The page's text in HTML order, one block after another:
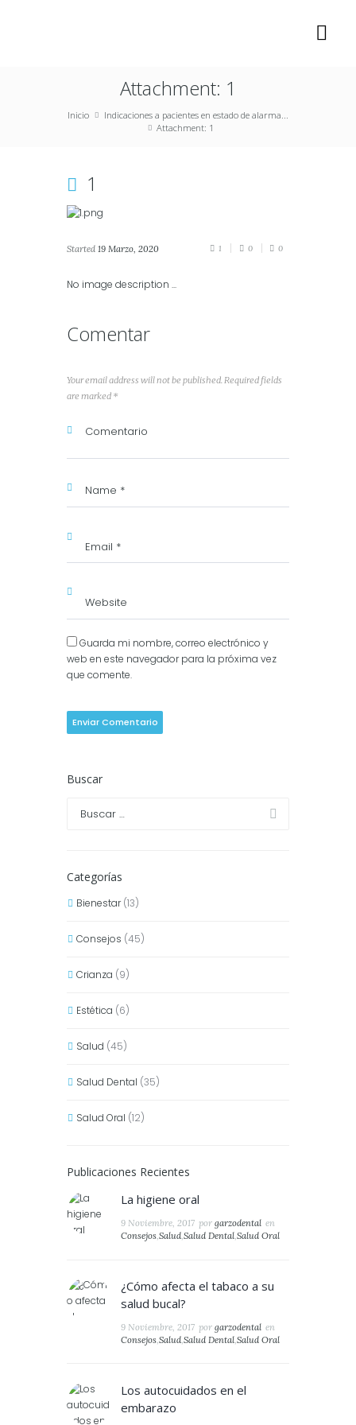
Attachment: 1
Inicio
Indicaciones a pacientes en estado de alarma...
Attachment: 1
1
Started 19 Marzo, 2020 1 0 0
No image description ...
Comentar
Your email address will not be published. Required fields
are marked *
Guarda mi nombre, correo electrónico y
web en este navegador para la próxima vez
que comente.
Buscar
Categorías
Bienestar(13)
Consejos (45)
Crianza (9)
Estética (6)
Salud (45)
Salud Dental (35)
Salud Oral (12)
Publicaciones Recientes
La higiene oral
9 Noviembre, 2017 por garzodental en
Consejos,Salud,Salud Dental,Salud Oral
¿Cómo afecta el tabaco a su
salud bucal?
9 Noviembre, 2017 por garzodental en
Consejos,Salud,Salud Dental,Salud Oral
Los autocuidados en el
embarazo